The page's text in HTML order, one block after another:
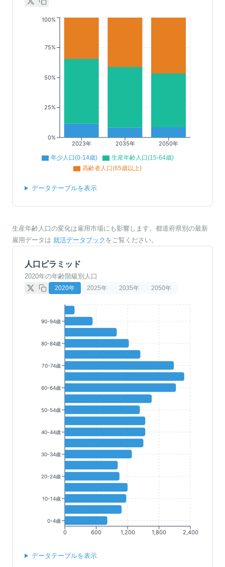
2023年 2035年 2050年
0%
25%
50%
75%
100%
年少人口(0-14歳)
生産年齢人口(15-64歳)
高齢者人口(65歳以上)
データテーブルを表示
生産年齢人口の変化は雇用市場にも影響します。都道府県別の最新
雇用データは 就活データブック をご覧ください。
人口ピラミッド
2020年の年齢階級別人口
2020年 2025年 2035年 2050年
0 600 1,200 1,800 2,400
90-94歳
80-84歳
70-74歳
60-64歳
50-54歳
40-44歳
30-34歳
20-24歳
10-14歳
0-4歳
データテーブルを表示